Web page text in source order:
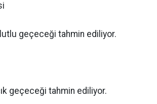
geçeceği tahmin ediliyor.
geçeceği tahmin ediliyor.